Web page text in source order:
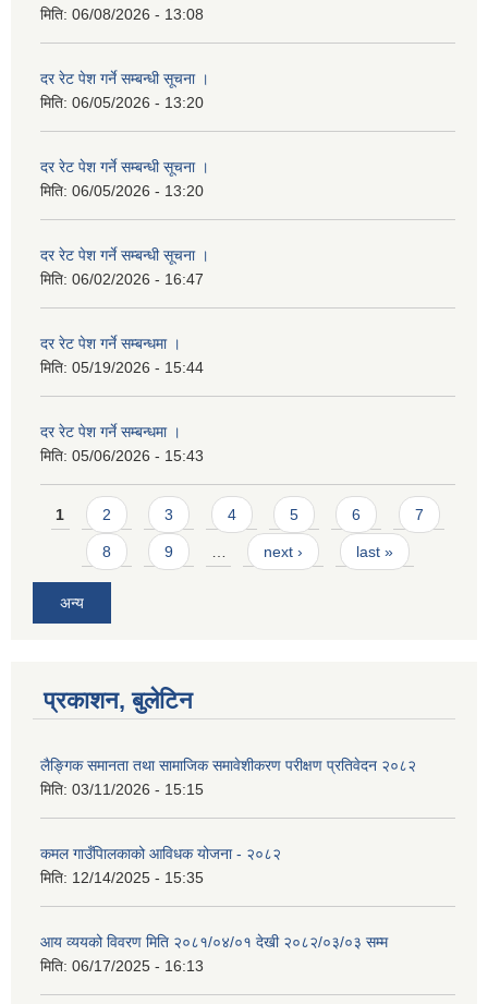
मिति: 06/08/2026 - 13:08
दर रेट पेश गर्ने सम्बन्धी सूचना ।
मिति: 06/05/2026 - 13:20
दर रेट पेश गर्ने सम्बन्धी सूचना ।
मिति: 06/05/2026 - 13:20
दर रेट पेश गर्ने सम्बन्धी सूचना ।
मिति: 06/02/2026 - 16:47
दर रेट पेश गर्ने सम्बन्धमा ।
मिति: 05/19/2026 - 15:44
दर रेट पेश गर्ने सम्बन्धमा ।
मिति: 05/06/2026 - 15:43
Pages
1 2 3 4 5 6 7
8 9 … next › last »
अन्य
प्रकाशन, बुलेटिन
लैङ्गिक समानता तथा सामाजिक समावेशीकरण परीक्षण प्रतिवेदन २०८२
मिति: 03/11/2026 - 15:15
कमल गाउँपािलकाको आविधक योजना - २०८२
मिति: 12/14/2025 - 15:35
आय व्ययको विवरण मिति २०८१/०४/०१ देखी २०८२/०३/०३ सम्म
मिति: 06/17/2025 - 16:13